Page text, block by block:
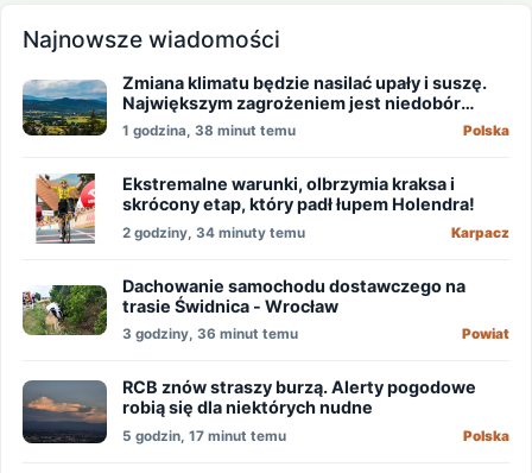
Najnowsze wiadomości
Zmiana klimatu będzie nasilać upały i suszę.
Największym zagrożeniem jest niedobór
wody
1 godzina, 38 minut temu Polska
Ekstremalne warunki, olbrzymia kraksa i
skrócony etap, który padł łupem Holendra!
2 godziny, 34 minuty temu Karpacz
Dachowanie samochodu dostawczego na
trasie Świdnica - Wrocław
3 godziny, 36 minut temu Powiat
RCB znów straszy burzą. Alerty pogodowe
robią się dla niektórych nudne
5 godzin, 17 minut temu Polska